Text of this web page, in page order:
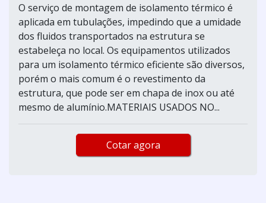
O serviço de montagem de isolamento térmico é
aplicada em tubulações, impedindo que a umidade
dos fluidos transportados na estrutura se
estabeleça no local. Os equipamentos utilizados
para um isolamento térmico eficiente são diversos,
porém o mais comum é o revestimento da
estrutura, que pode ser em chapa de inox ou até
mesmo de alumínio.MATERIAIS USADOS NO...
Cotar agora